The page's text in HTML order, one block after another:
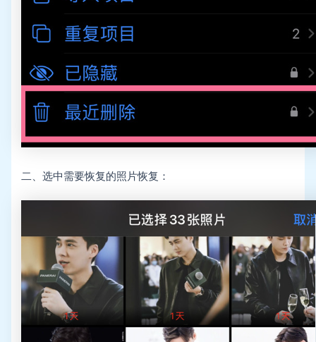
二、选中需要恢复的照片恢复：